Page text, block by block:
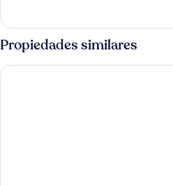
doble
Deluxe
Propiedades similares
Hotel Maria Rosaria